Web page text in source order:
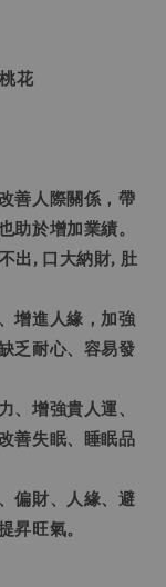
花
善人際關係，帶
助於增加業績。
出, 口大納財, 肚
增進人緣，加強
乏耐心、容易發
、增強貴人運、
善失眠、睡眠品
偏財、人緣、避
昇旺氣。